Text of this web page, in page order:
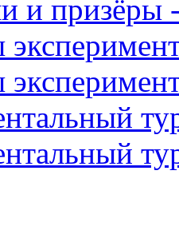
и призёры